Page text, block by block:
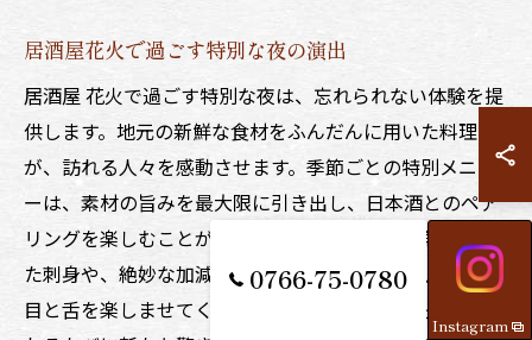
居酒屋花火で過ごす特別な夜の演出
居酒屋 花火で過ごす特別な夜は、忘れられない体験を提
供します。地元の新鮮な食材をふんだんに用いた料理
が、訪れる人々を感動させます。季節ごとの特別メニュ
ーは、素材の旨みを最大限に引き出し、日本酒とのペア
リングを楽しむことができます。例えば、旬の魚を使っ
た刺身や、絶妙な加減で焼き上げた焼き鳥など、どれも
目と舌を楽しませてくれる逸品です。居酒屋 花火は、訪
0766-75-0780
Instagram